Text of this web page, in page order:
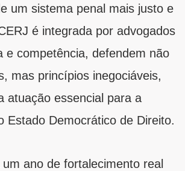
um sistema penal mais justo e
é integrada por advogados
e competência, defendem não
mas princípios inegociáveis,
atuação essencial para a
Estado Democrático de Direito.
ano de fortalecimento real